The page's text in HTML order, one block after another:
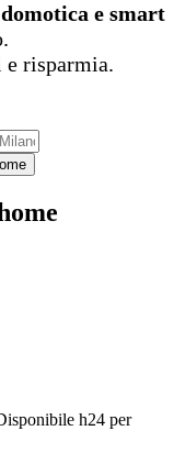
domotica e smart
risparmia.
h24 per